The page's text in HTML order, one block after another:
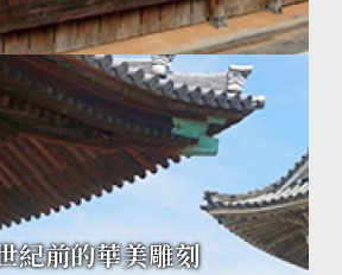
紀前的華美雕刻